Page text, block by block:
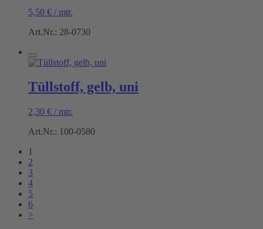
5,50 € / mtr.
Art.Nr.: 28-0730
Tüllstoff, gelb, uni
2,30 € / mtr.
Art.Nr.: 100-0580
1
2
3
4
5
6
>